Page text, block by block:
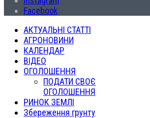
Facebook
АКТУАЛЬНІ СТАТТІ
АГРОНОВИНИ
КАЛЕНДАР
ВІДЕО
ОГОЛОШЕННЯ
ПОДАТИ СВОЄ
ОГОЛОШЕННЯ
РИНОК ЗЕМЛІ
Збереження грунту